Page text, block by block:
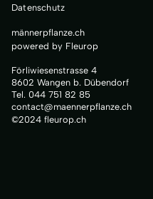
männerpflanze.ch
powered by Fleurop
Förliwiesenstrasse 4
8602 Wangen b. Dübendorf
Tel. 044 751 82 85
contact@maennerpflanze.ch
©2024 fleurop.ch
Datenschutz